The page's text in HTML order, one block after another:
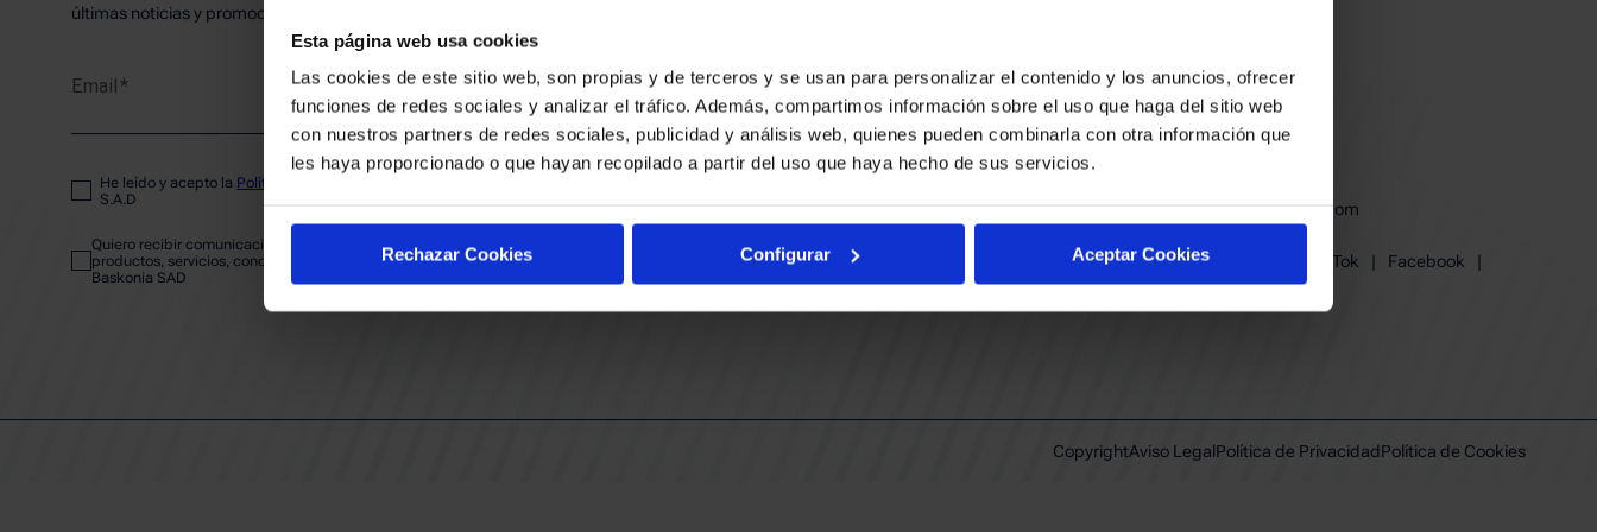
Esta página web usa cookies
Las cookies de este sitio web, son propias y de terceros y se usan para personalizar el contenido y los anuncios, ofrecer
funciones de redes sociales y analizar el tráfico. Además, compartimos información sobre el uso que haga del sitio web
con nuestros partners de redes sociales, publicidad y análisis web, quienes pueden combinarla con otra información que
les haya proporcionado o que hayan recopilado a partir del uso que haya hecho de sus servicios.
Rechazar Cookies Configurar Aceptar Cookies
PLANTILLA
ENTRADAS
ABONADOS
CALENDARIO
CLUB
últimas noticias y promociones del club.
Email
He leído y acepto la Política de privacidad
S.A.D
Quiero recibir comunicaciones electrónicas sobre las actividades,
productos, servicios, concursos, ofertas y/o promociones del SASKI
Baskonia SAD
BAKH
FUNDACIÓN BASKONIA-ALAVÉS
01013 Vitoria-Gasteiz
baskonia@baskonia.com
Instagram
TikTok | Facebook
|
Youtube
| Linkedin
CopyrightAviso LegalPolítica de PrivacidadPolítica de Cookies